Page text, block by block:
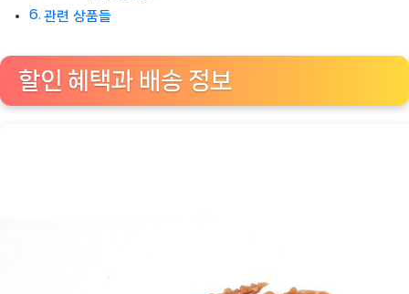
관련 상품들
할인 혜택과 배송 정보